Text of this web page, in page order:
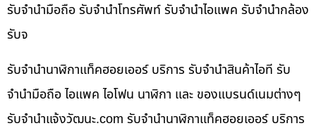
รับจำนำมือถือ รับจำนำโทรศัพท์ รับจำนำไอแพค รับจำนำกล้อง
รับจ
รับจำนำนาฬิกาแท็คฮอยเออร์ บริการ รับจำนำสินค้าไอที รับ
จำนำมือถือ ไอแพค ไอโฟน นาฬิกา และ ของแบรนด์เนมต่างๆ
รับจํานําแจ้งวัฒนะ.com รับจำนำนาฬิกาแท็คฮอยเออร์ บริการ